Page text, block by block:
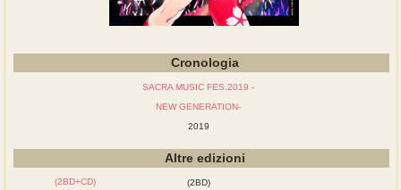
Cronologia
SACRA MUSIC FES.2019 -
NEW GENERATION-
2019
Altre edizioni
(2BD+CD) (2BD)